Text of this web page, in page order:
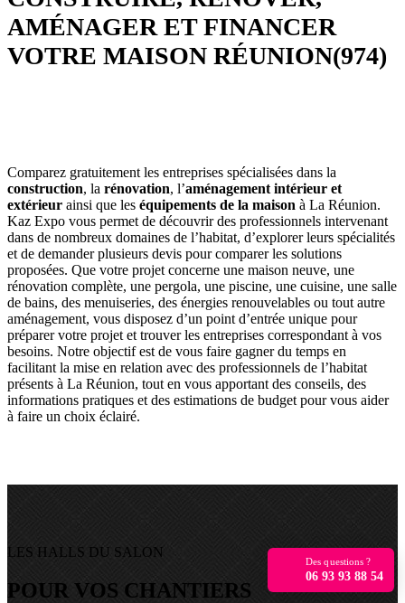
AMÉNAGER ET FINANCER
VOTRE MAISON RÉUNION(974)
Comparez gratuitement les entreprises spécialisées dans la
construction, la rénovation, l’aménagement intérieur et
extérieur ainsi que les équipements de la maison à La Réunion.
Kaz Expo vous permet de découvrir des professionnels intervenant
dans de nombreux domaines de l’habitat, d’explorer leurs spécialités
et de demander plusieurs devis pour comparer les solutions
proposées. Que votre projet concerne une maison neuve, une
rénovation complète, une pergola, une piscine, une cuisine, une salle
de bains, des menuiseries, des énergies renouvelables ou tout autre
aménagement, vous disposez d’un point d’entrée unique pour
préparer votre projet et trouver les entreprises correspondant à vos
besoins. Notre objectif est de vous faire gagner du temps en
facilitant la mise en relation avec des professionnels de l’habitat
présents à La Réunion, tout en vous apportant des conseils, des
informations pratiques et des estimations de budget pour vous aider
à faire un choix éclairé.
LES HALLS DU SALON
POUR VOS CHANTIERS
Des questions ?
06 93 93 88 54